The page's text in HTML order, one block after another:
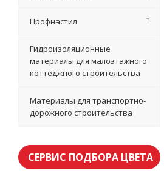
Профнастил
Гидроизоляционные
материалы для малоэтажного
коттеджного строительства
Материалы для транспортно-
дорожного строительства
СЕРВИС ПОДБОРА ЦВЕТА